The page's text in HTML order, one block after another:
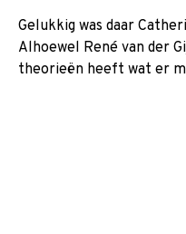
Gelukkig was daar
Alhoewel René van der
theorieën heeft wat er